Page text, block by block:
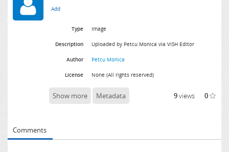
Type Image
Description Uploaded by Petcu Monica via ViSH Editor
Author Petcu Monica
License None (All rights reserved)
Show more Metadata 9views 0
Comments